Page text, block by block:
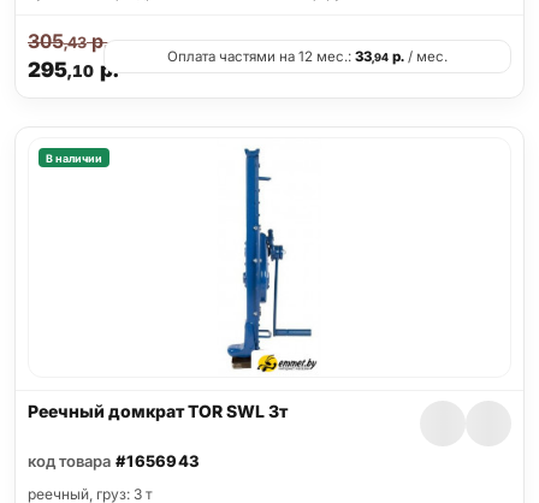
295,10р.
305,43р.
Оплата частями на 12 мес.: 33,94 р. / мес.
В наличии
Реечный домкрат TOR SWL 3т
код товара #1656943
реечный, груз: 3 т